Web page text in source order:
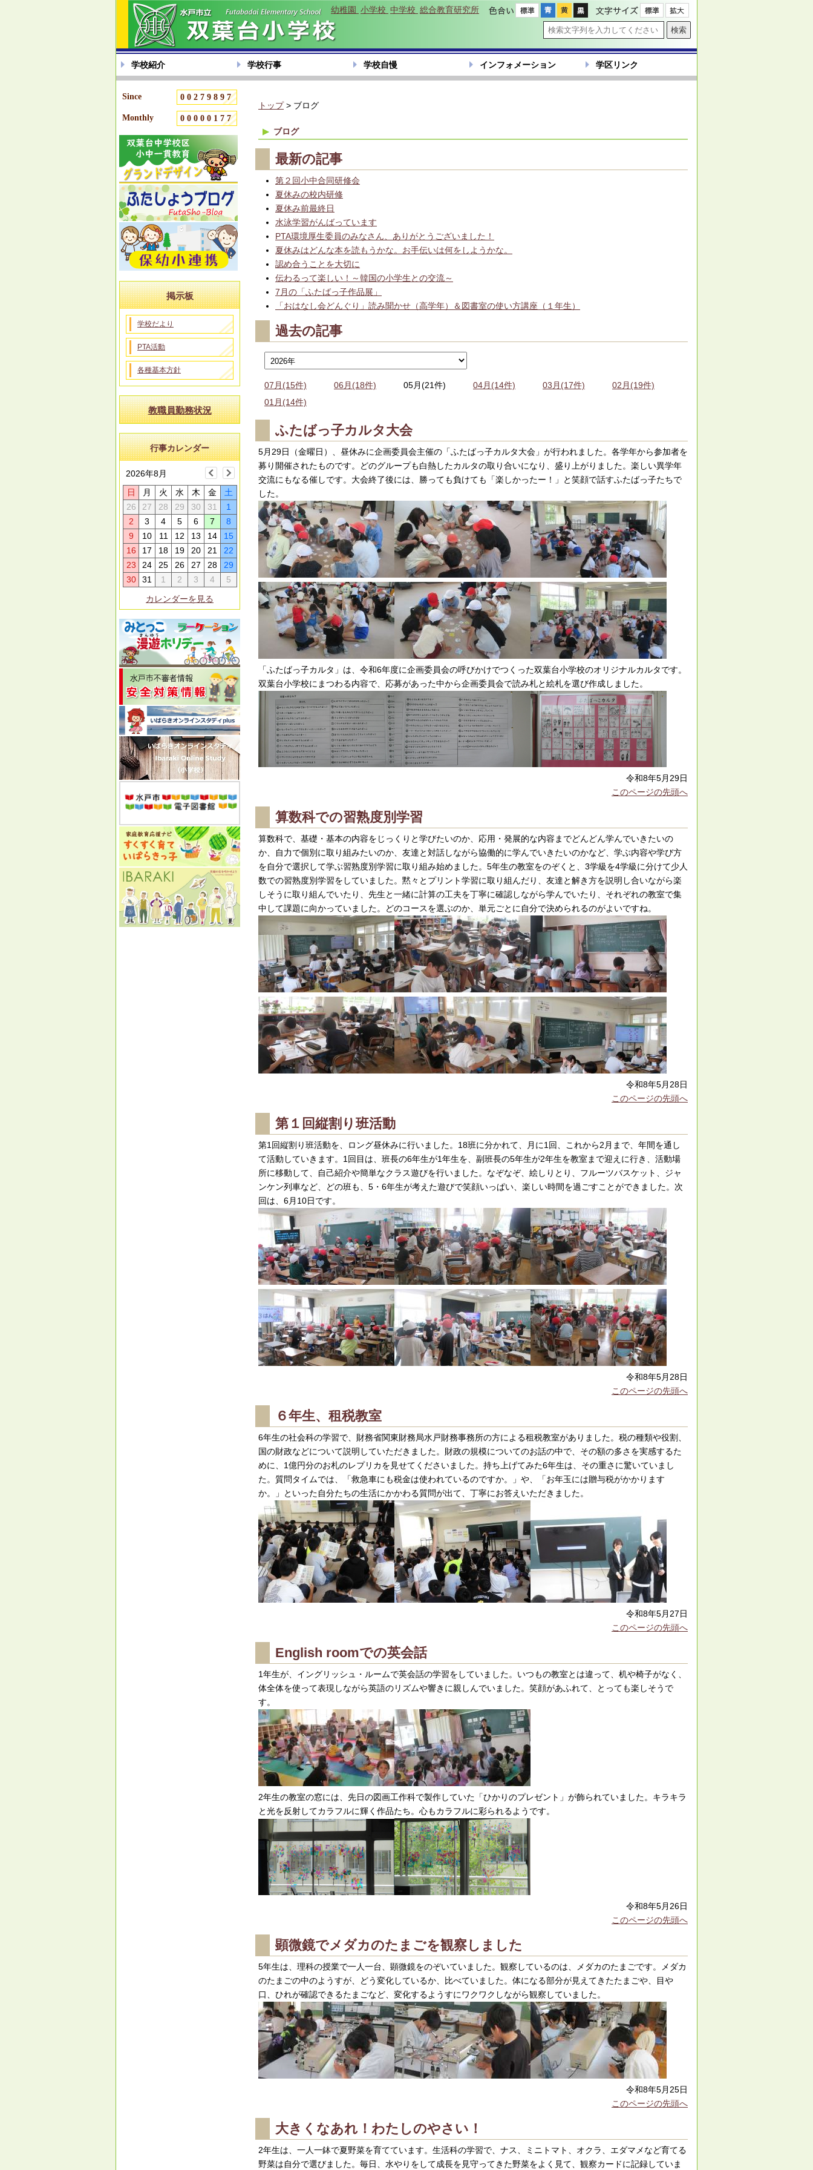
色合い 文字サイズ
幼稚園 小学校 中学校 総合教育研究所
学校紹介 学校行事 学校自慢 インフォメーション 学区リンク
Since 00279897
Monthly 00000177
掲示板
学校だより
PTA活動
各種基本方針
教職員勤務状況
行事カレンダー
2026年8月
日 月 火 水 木 金
土
26
27 28 29 30 31
1
2
3 4 5 6 7
8
9
10 11 12 13 14
15
16
17 18 19 20 21
22
23
24 25 26 27 28
29
30
31 1 2 3 4
5
カレンダーを見る
トップ> ブログ
ブログ
最新の記事
第２回小中合同研修会
夏休みの校内研修
夏休み前最終日
水泳学習がんばっています
PTA環境厚生委員のみなさん、ありがとうございました！
夏休みはどんな本を読もうかな。お手伝いは何をしようかな。
認め合うことを大切に
伝わるって楽しい！～韓国の小学生との交流～
7月の「ふたばっ子作品展」
「おはなし会どんぐり」読み聞かせ（高学年）＆図書室の使い方講座（１年生）
過去の記事
07月(15件) 06月(18件) 05月(21件) 04月(14件) 03月(17件)
02月(19件)
01月(14件)
ふたばっ子カルタ大会
5月29日（金曜日）、昼休みに企画委員会主催の「ふたばっ子カルタ大会」が行われました。各学年から参加者を
募り開催されたものです。どのグループも白熱したカルタの取り合いになり、盛り上がりました。楽しい異学年
交流にもなる催しです。大会終了後には、勝っても負けても「楽しかったー！」と笑顔で話すふたばっ子たちで
した。
「ふたばっ子カルタ」は、令和6年度に企画委員会の呼びかけでつくった双葉台小学校のオリジナルカルタです。
双葉台小学校にまつわる内容で、応募があった中から企画委員会で読み札と絵札を選び作成しました。
令和8年5月29日
このページの先頭へ
算数科での習熟度別学習
算数科で、基礎・基本の内容をじっくりと学びたいのか、応用・発展的な内容までどんどん学んでいきたいの
か、自力で個別に取り組みたいのか、友達と対話しながら協働的に学んでいきたいのかなど、学ぶ内容や学び方
を自分で選択して学ぶ習熟度別学習に取り組み始めました。5年生の教室をのぞくと、3学級を4学級に分けて少人
数での習熟度別学習をしていました。黙々とプリント学習に取り組んだり、友達と解き方を説明し合いながら楽
しそうに取り組んでいたり、先生と一緒に計算の工夫を丁寧に確認しながら学んでいたり、それぞれの教室で集
中して課題に向かっていました。どのコースを選ぶのか、単元ごとに自分で決められるのがよいですね。
令和8年5月28日
このページの先頭へ
第１回縦割り班活動
第1回縦割り班活動を、ロング昼休みに行いました。18班に分かれて、月に1回、これから2月まで、年間を通し
て活動していきます。1回目は、班長の6年生が1年生を、副班長の5年生が2年生を教室まで迎えに行き、活動場
所に移動して、自己紹介や簡単なクラス遊びを行いました。なぞなぞ、絵しりとり、フルーツバスケット、ジャ
ンケン列車など、どの班も、5・6年生が考えた遊びで笑顔いっぱい、楽しい時間を過ごすことができました。次
回は、6月10日です。
令和8年5月28日
このページの先頭へ
６年生、租税教室
6年生の社会科の学習で、財務省関東財務局水戸財務事務所の方による租税教室がありました。税の種類や役割、
国の財政などについて説明していただきました。財政の規模についてのお話の中で、その額の多さを実感するた
めに、1億円分のお札のレプリカを見せてくださいました。持ち上げてみた6年生は、その重さに驚いていまし
た。質問タイムでは、「救急車にも税金は使われているのですか。」や、「お年玉には贈与税がかかります
か。」といった自分たちの生活にかかわる質問が出て、丁寧にお答えいただきました。
令和8年5月27日
このページの先頭へ
English roomでの英会話
1年生が、イングリッシュ・ルームで英会話の学習をしていました。いつもの教室とは違って、机や椅子がなく、
体全体を使って表現しながら英語のリズムや響きに親しんでいました。笑顔があふれて、とっても楽しそうで
す。
2年生の教室の窓には、先日の図画工作科で製作していた「ひかりのプレゼント」が飾られていました。キラキラ
と光を反射してカラフルに輝く作品たち。心もカラフルに彩られるようです。
令和8年5月26日
このページの先頭へ
顕微鏡でメダカのたまごを観察しました
5年生は、理科の授業で一人一台、顕微鏡をのぞいていました。観察しているのは、メダカのたまごです。メダカ
のたまごの中のようすが、どう変化しているか、比べていました。体になる部分が見えてきたたまごや、目や
口、ひれが確認できるたまごなど、変化するようすにワクワクしながら観察していました。
令和8年5月25日
このページの先頭へ
大きくなあれ！わたしのやさい！
2年生は、一人一鉢で夏野菜を育てています。生活科の学習で、ナス、ミニトマト、オクラ、エダマメなど育てる
野菜は自分で選びました。毎日、水やりをして成長を見守ってきた野菜をよく見て、観察カードに記録していま